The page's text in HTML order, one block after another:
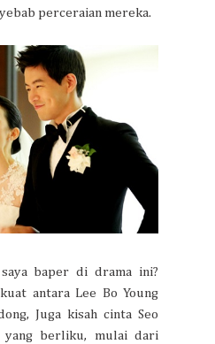
perceraian mereka.
baper di drama ini?
antara Lee Bo Young
Juga kisah cinta Seo
yang berliku, mulai dari